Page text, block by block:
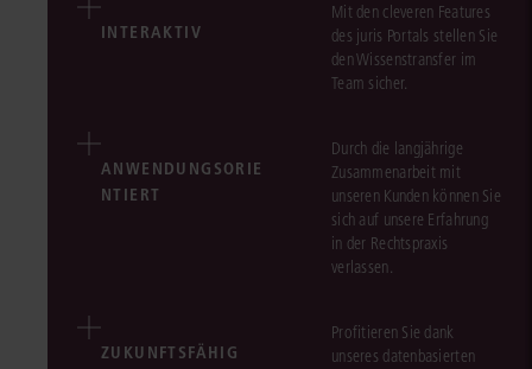
INTERAKTIV
Mit den cleveren Features
des juris Portals stellen Sie
den Wissenstransfer im
Team sicher.
ANWENDUNGSORIE
NTIERT
Durch die langjährige
Zusammenarbeit mit
unseren Kunden können Sie
sich auf unsere Erfahrung
in der Rechtspraxis
verlassen.
ZUKUNFTSFÄHIG
Profitieren Sie dank
unseres datenbasierten